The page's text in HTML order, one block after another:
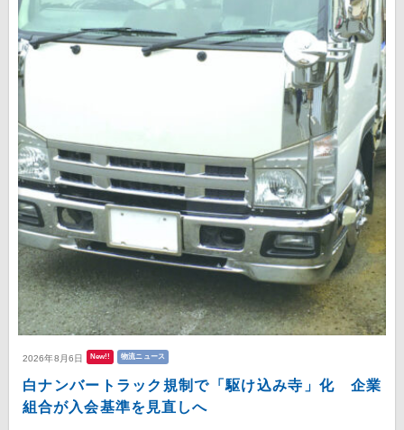
2026年8月6日 New!! 物流ニュース
白ナンバートラック規制で「駆け込み寺」化 企業
組合が入会基準を見直しへ